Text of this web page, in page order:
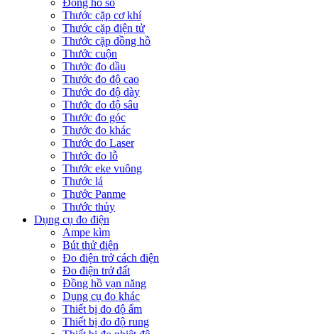
Thước cặp cơ khí
Thước cặp điện tử
Thước cặp đồng hồ
Thước cuộn
Thước đo dầu
Thước đo độ cao
Thước đo độ dày
Thước đo độ sâu
Thước đo góc
Thước đo khác
Thước đo Laser
Thước đo lỗ
Thước eke vuông
Thước lá
Thước Panme
Thước thủy
Dụng cụ đo điện
Ampe kìm
Bút thử điện
Đo điện trở cách điện
Đo điện trở đất
Đồng hồ vạn năng
Dụng cụ đo khác
Thiết bị đo độ ẩm
Thiết bị đo độ rung